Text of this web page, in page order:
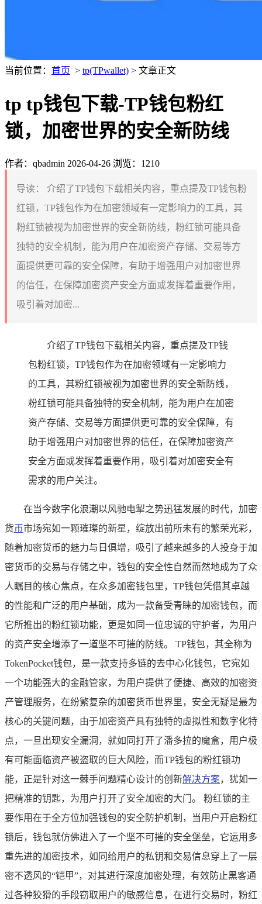
当前位置： 首页 > tp(TPwallet) > 文章正文
tp tp钱包下载-TP钱包粉红
锁，加密世界的安全新防线
作者：qbadmin 2026-04-26 浏览：1210
导读：
介绍了TP钱包下载相关内容，重点提及TP钱包粉
红锁，TP钱包作为在加密领域有一定影响力的工具，其
粉红锁被视为加密世界的安全新防线，粉红锁可能具备
独特的安全机制，能为用户在加密资产存储、交易等方
面提供更可靠的安全保障，有助于增强用户对加密世界
的信任，在保障加密资产安全方面或发挥着重要作用，
吸引着对加密...
介绍了TP钱包下载相关内容，重点提及TP钱
包粉红锁，TP钱包作为在加密领域有一定影响力
的工具，其粉红锁被视为加密世界的安全新防线，
粉红锁可能具备独特的安全机制，能为用户在加密
资产存储、交易等方面提供更可靠的安全保障，有
助于增强用户对加密世界的信任，在保障加密资产
安全方面或发挥着重要作用，吸引着对加密安全有
需求的用户关注。
在当今数字化浪潮以风驰电掣之势迅猛发展的时代，加密
货币市场宛如一颗璀璨的新星，绽放出前所未有的繁荣光彩，
随着加密货币的魅力与日俱增，吸引了越来越多的人投身于加
密货币的交易与存储之中，钱包的安全性自然而然地成为了众
人瞩目的核心焦点，在众多加密钱包里，TP钱包凭借其卓越
的性能和广泛的用户基础，成为一款备受青睐的加密钱包，而
它所推出的粉红锁功能，更是如同一位忠诚的守护者，为用户
的资产安全增添了一道坚不可摧的防线。 TP钱包，其全称为
TokenPocket钱包，是一款支持多链的去中心化钱包，它宛如
一个功能强大的金融管家，为用户提供了便捷、高效的加密资
产管理服务，在纷繁复杂的加密货币世界里，安全无疑是最为
核心的关键问题，由于加密资产具有独特的虚拟性和数字化特
点，一旦出现安全漏洞，就如同打开了潘多拉的魔盒，用户极
有可能面临资产被盗取的巨大风险，而TP钱包的粉红锁功
能，正是针对这一棘手问题精心设计的创新解决方案，犹如一
把精准的钥匙，为用户打开了安全加密的大门。 粉红锁的主
要作用在于全方位加强钱包的安全防护机制，当用户开启粉红
锁后，钱包就仿佛进入了一个坚不可摧的安全堡垒，它运用多
重先进的加密技术，如同给用户的私钥和交易信息穿上了一层
密不透风的“铠甲”，对其进行深度加密处理，有效防止黑客通
过各种狡猾的手段窃取用户的敏感信息，在进行交易时，粉红